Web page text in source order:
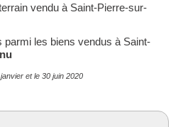
vendu à Saint-Pierre-sur-
parmi les biens vendus à Saint-
et le 30 juin 2020